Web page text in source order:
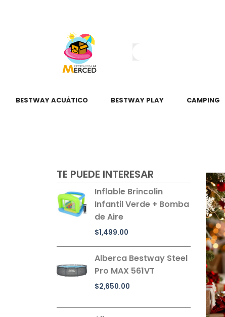
BESTWAY ACUÁTICO BESTWAY PLAY CAMPING
TE PUEDE INTERESAR
Inflable Brincolin
Infantil Verde + Bomba
de Aire
$1,499.00
Alberca Bestway Steel
Pro MAX 561VT
$2,650.00